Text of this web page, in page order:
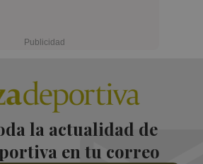
la actualidad de
en tu correo